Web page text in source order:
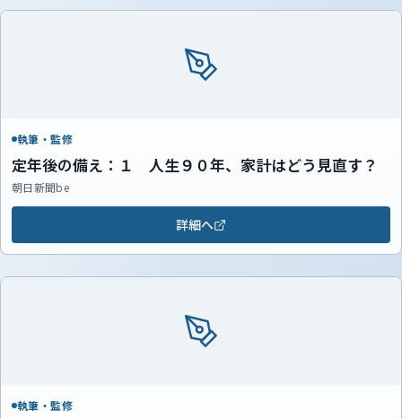
執筆・監修
定年後の備え：１ 人生９０年、家計はどう見直す？
朝日新聞be
詳細へ
執筆・監修